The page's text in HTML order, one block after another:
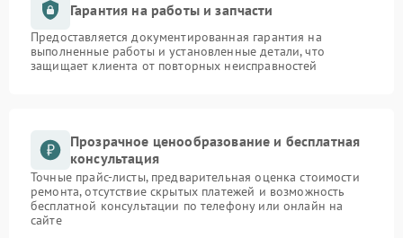
Гарантия на работы и запчасти
Предоставляется документированная гарантия на
выполненные работы и установленные детали, что
защищает клиента от повторных неисправностей
Прозрачное ценообразование и бесплатная
консультация
Точные прайс-листы, предварительная оценка стоимости
ремонта, отсутствие скрытых платежей и возможность
бесплатной консультации по телефону или онлайн на
сайте